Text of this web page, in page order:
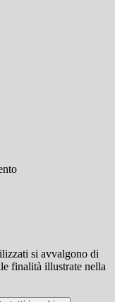
si avvalgono di
finalità illustrate nella